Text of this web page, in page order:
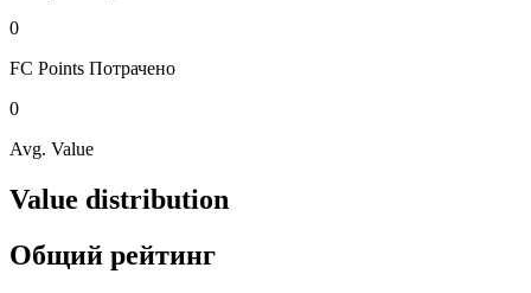
0
FC Points Потрачено
0
Avg. Value
Value distribution
Общий рейтинг